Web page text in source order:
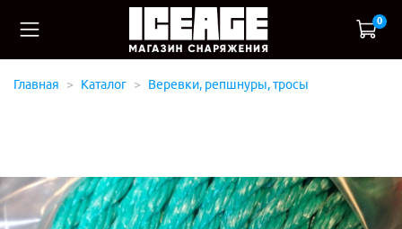
0
Главная Каталог Веревки, репшнуры, тросы